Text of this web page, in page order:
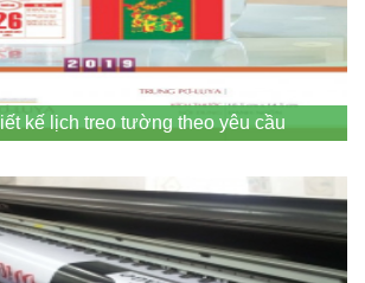
kế lịch treo tường theo yêu cầu